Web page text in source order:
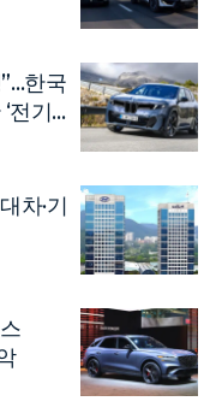
한국
전기
차·기